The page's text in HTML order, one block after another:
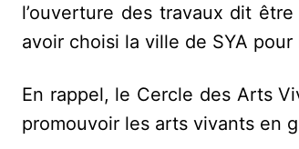
l’ouverture des travaux dit
avoir choisi la ville de SYA pour
En rappel, le Cercle des Arts
promouvoir les arts vivants en